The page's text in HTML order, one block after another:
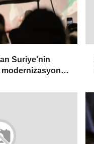
Suriye'nin